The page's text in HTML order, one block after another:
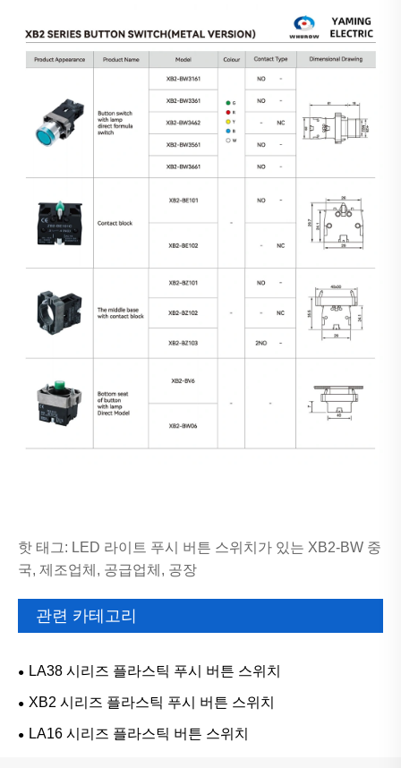
핫 태그: LED 라이트 푸시 버튼 스위치가 있는 XB2-BW 중
국, 제조업체, 공급업체, 공장
관련 카테고리
LA38 시리즈 플라스틱 푸시 버튼 스위치
XB2 시리즈 플라스틱 푸시 버튼 스위치
LA16 시리즈 플라스틱 버튼 스위치